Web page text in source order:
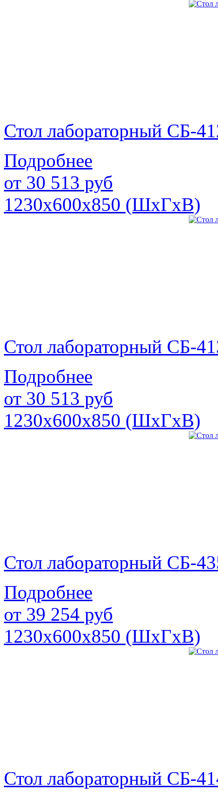
Стол лабораторный СБ-
Подробнее
от 30 513 руб
1230х600х850 (ШхГхВ)
Стол лабораторный СБ-
Подробнее
от 30 513 руб
1230х600х850 (ШхГхВ)
Стол лабораторный СБ-
Подробнее
от 39 254 руб
1230х600х850 (ШхГхВ)
Стол лабораторный СБ-